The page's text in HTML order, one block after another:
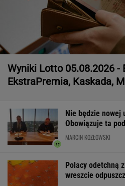
Wyniki Lotto 05.08.2026 -
EkstraPremia, Kaskada,
Nie będzie nowej
Obowiązuje ta
MARCIN KOZŁOWSKI
Polacy odetchną
wreszcie